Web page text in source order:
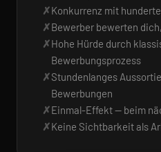
Konkurrenz mit
Bewerber bewerten
Hohe Hürde durch
Bewerbungsprozess
Stundenlanges
Bewerbungen
Einmal-Effekt — beim
Keine Sichtbarkeit als